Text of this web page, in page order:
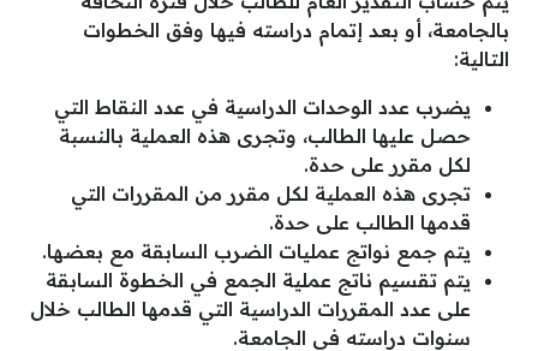
بالجامعة، أو بعد إتمام دراسته فيها وفق الخطوات
التالية:
يضرب عدد الوحدات الدراسية في عدد النقاط التي
حصل عليها الطالب، وتجرى هذه العملية بالنسبة
لكل مقرر على حدة.
تجرى هذه العملية لكل مقرر من المقررات التي
قدمها الطالب على حدة.
يتم جمع نواتج عمليات الضرب السابقة مع بعضها.
يتم تقسيم ناتج عملية الجمع في الخطوة السابقة
على عدد المقررات الدراسية التي قدمها الطالب خلال
سنوات دراسته في الجامعة.